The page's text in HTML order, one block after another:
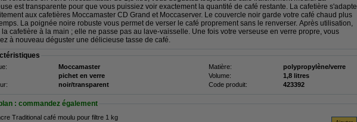
est transparente pour que vous puissiez voir exactement la quantité de café restante. La cafetière s'adapte
aux cafetières Moccamaster CD Grand et Moccaserver. Le couvercle noir garde votre café chaud plus
La poignée noire robuste vous permet de verser le café proprement sans le renverser. Après utilisation,
la cafetière à la main ; elle ne passe pas au lave-vaisselle. Une fois votre verseuse en verre propre, vous
à nouveau déguster une délicieuse tasse de café.
Moccamaster Matière:
polypropylène/verre
pichet en verre Volume:
1,8 litres
noir/transparent Code produit: 423392
: commandez également
Traditional café moulu pour filtre 1 kg